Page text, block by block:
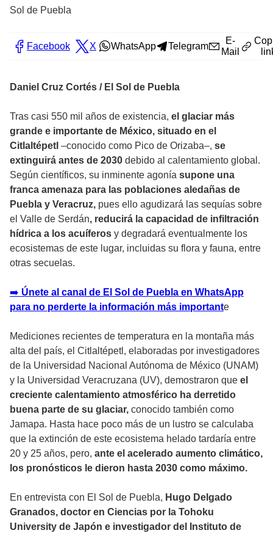
Sol de Puebla
Facebook X WhatsApp Telegram
E-
Mail
Daniel Cruz Cortés / El Sol de Puebla
Tras casi 550 mil años de existencia, el glaciar más
grande e importante de México, situado en el
Citlaltépetl –conocido como Pico de Orizaba–, se
extinguirá antes de 2030 debido al calentamiento global.
Según científicos, su inminente agonía supone una
franca amenaza para las poblaciones aledañas de
Puebla y Veracruz, pues ello agudizará las sequías sobre
el Valle de Serdán, reducirá la capacidad de infiltración
hídrica a los acuíferos y degradará eventualmente los
ecosistemas de este lugar, incluidas su flora y fauna, entre
otras secuelas.
➡️ Únete al canal de El Sol de Puebla en WhatsApp
para no perderte la información más importante
Mediciones recientes de temperatura en la montaña más
alta del país, el Citlaltépetl, elaboradas por investigadores
de la Universidad Nacional Autónoma de México (UNAM)
y la Universidad Veracruzana (UV), demostraron que el
creciente calentamiento atmosférico ha derretido
buena parte de su glaciar, conocido también como
Jamapa. Hasta hace poco más de un lustro se calculaba
que la extinción de este ecosistema helado tardaría entre
20 y 25 años, pero, ante el acelerado aumento climático,
los pronósticos le dieron hasta 2030 como máximo.
En entrevista con El Sol de Puebla, Hugo Delgado
Granados, doctor en Ciencias por la Tohoku
University de Japón e investigador del Instituto de